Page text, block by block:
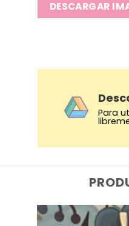
DESCARGAR
Para